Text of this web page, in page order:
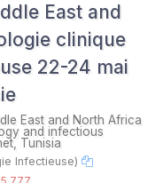
East and
clinique
22-24 mai
East and North Africa
and infectious
Tunisia
Infectieuse)